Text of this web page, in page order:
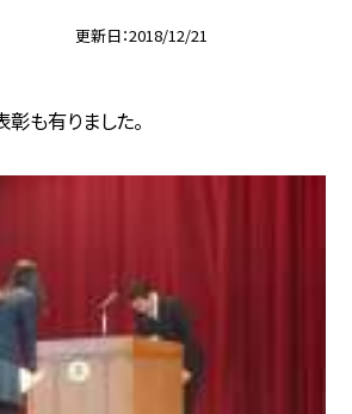
更新日 2018/12/21
も有りました。